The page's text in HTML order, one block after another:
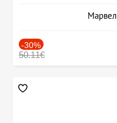
-30%
50.11€